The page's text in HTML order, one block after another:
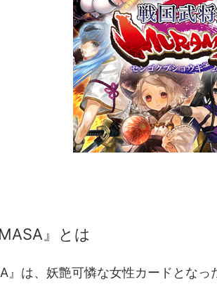
』とは
』は、妖艶可憐な女性カードとな